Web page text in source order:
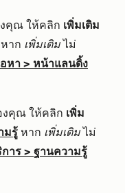
คุณ ให้คลิก เพิ่มเติม
หาก เพิ่มเติมไม่
หา > หน้าแลนดิ้ง
งคุณ ให้คลิก เพิ่ม
มรู้ หาก เพิ่มเติมไม่
าร > ฐานความรู้